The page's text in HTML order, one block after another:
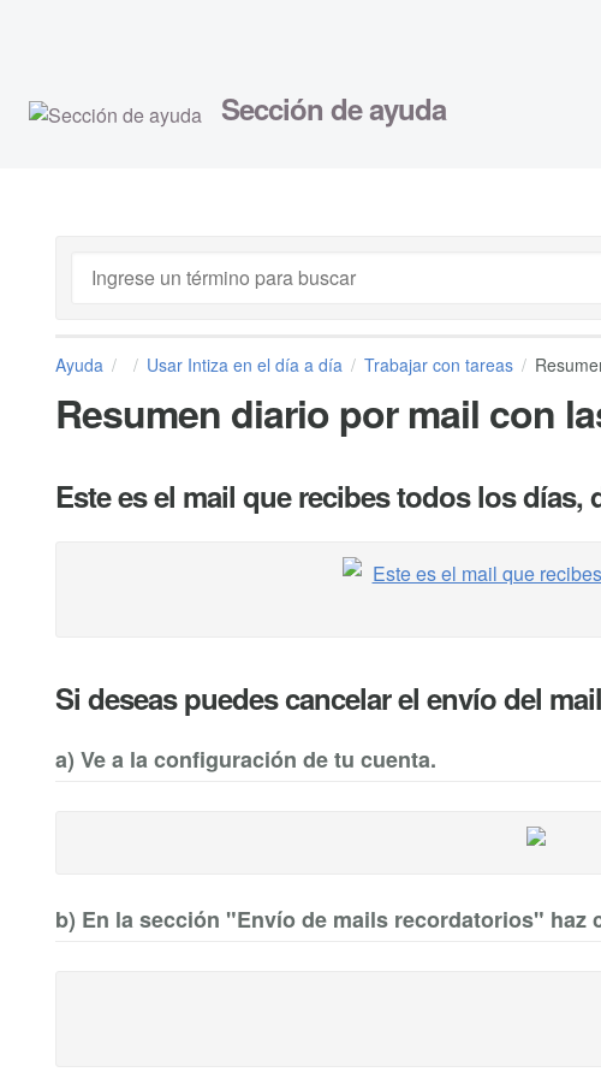
Sección de ayuda
Ayuda Usar Intiza en el día a día Trabajar con tareas
Resumen diario por mail con
Este es el mail que recibes todos los
Si deseas puedes cancelar el envío del
a) Ve a la configuración de tu cuenta.
b) En la sección "Envío de mails recordatorios" haz